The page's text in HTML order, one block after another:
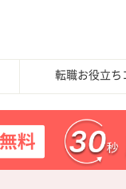
転職お役立ち